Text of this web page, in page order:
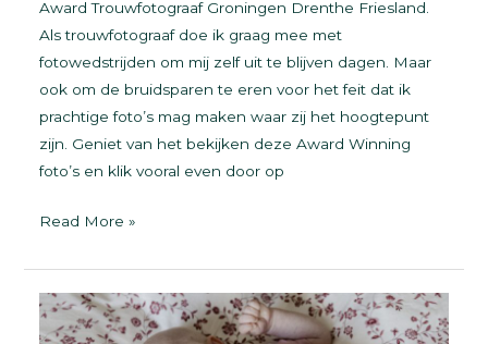
Award Trouwfotograaf Groningen Drenthe Friesland.
Als trouwfotograaf doe ik graag mee met
fotowedstrijden om mij zelf uit te blijven dagen. Maar
ook om de bruidsparen te eren voor het feit dat ik
prachtige foto’s mag maken waar zij het hoogtepunt
zijn. Geniet van het bekijken deze Award Winning
foto’s en klik vooral even door op
Award
Groningen
Drenthe
Friesland
Read More »